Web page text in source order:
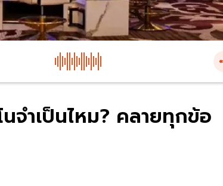
จำเป็นไหม? คลายทุกข้อ